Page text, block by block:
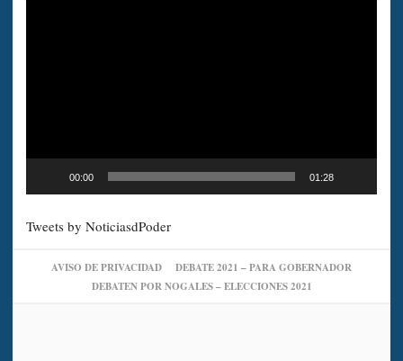
00:00 01:28
Tweets by NoticiasdPoder
AVISO DE PRIVACIDAD
DEBATE 2021 – PARA GOBERNADOR
DEBATEN POR NOGALES – ELECCIONES 2021